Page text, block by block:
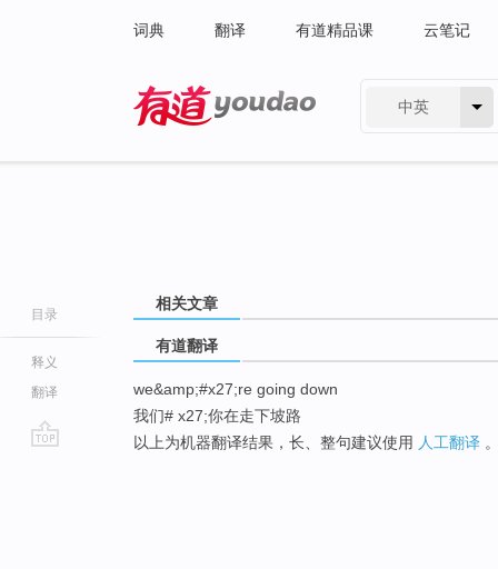
词典 翻译 有道精品课 云笔记
中英
目录
释义
翻译
相关文章
有道翻译
we&amp;#x27;re going down
我们# x27;你在走下坡路
以上为机器翻译结果，长、整句建议使用 人工翻译